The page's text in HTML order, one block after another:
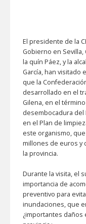
El presidente de la
Gobierno en
la quín Páez, y la
García, han visitado
que la
desarrollado en el
Gilena, en el
desembocadura del
en el Plan de
este organismo,
millones de euros y
la provincia.
Durante la visita, el
importancia de
preventivo para
inundaciones, que
¿importantes daños